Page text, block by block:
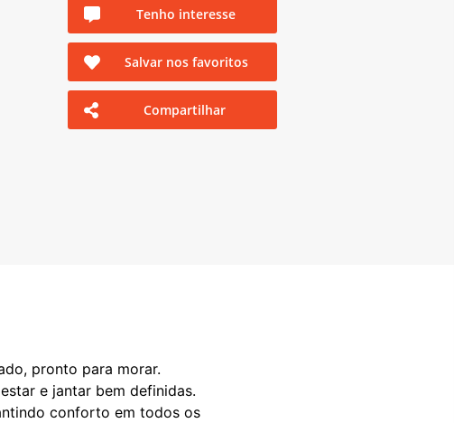
Tenho interesse
Salvar nos favoritos
Compartilhar
pronto para morar.
e jantar bem definidas.
conforto em todos os